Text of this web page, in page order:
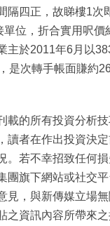
隔四正，故睇樓1次
位，折合實用呎價
主於2011年6月以
是次轉手帳面賺約
載的所有投資分析
讀者在作出投資決
。若不幸招致任何
團旗下網站或社交
見，與新傳媒立場
之資訊內容所帶來